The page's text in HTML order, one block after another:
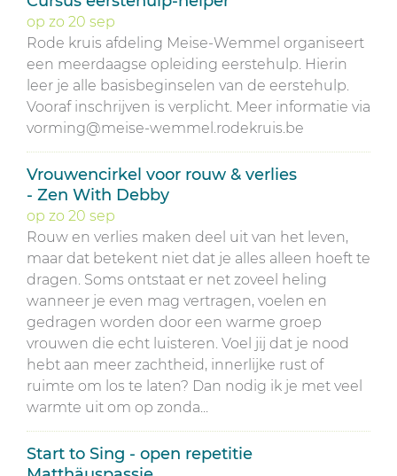
op zo 20 sep
Rode kruis afdeling Meise-Wemmel organiseert
een meerdaagse opleiding eerstehulp. Hierin
leer je alle basisbeginselen van de eerstehulp.
Vooraf inschrijven is verplicht. Meer informatie via
vorming@meise-wemmel.rodekruis.be
Vrouwencirkel voor rouw & verlies
- Zen With Debby
op zo 20 sep
Rouw en verlies maken deel uit van het leven,
maar dat betekent niet dat je alles alleen hoeft te
dragen. Soms ontstaat er net zoveel heling
wanneer je even mag vertragen, voelen en
gedragen worden door een warme groep
vrouwen die echt luisteren. Voel jij dat je nood
hebt aan meer zachtheid, innerlijke rust of
ruimte om los te laten? Dan nodig ik je met veel
warmte uit om op zonda...
Start to Sing - open repetitie